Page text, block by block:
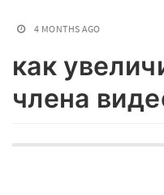
4 MONTHS AGO
как
члена